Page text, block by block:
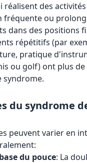
réalisent des
fréquente ou
dans des positions
répétitifs (par
pratique
ou golf) ont plus
syndrome.
du syndrome
peuvent varier en
du pouce: La